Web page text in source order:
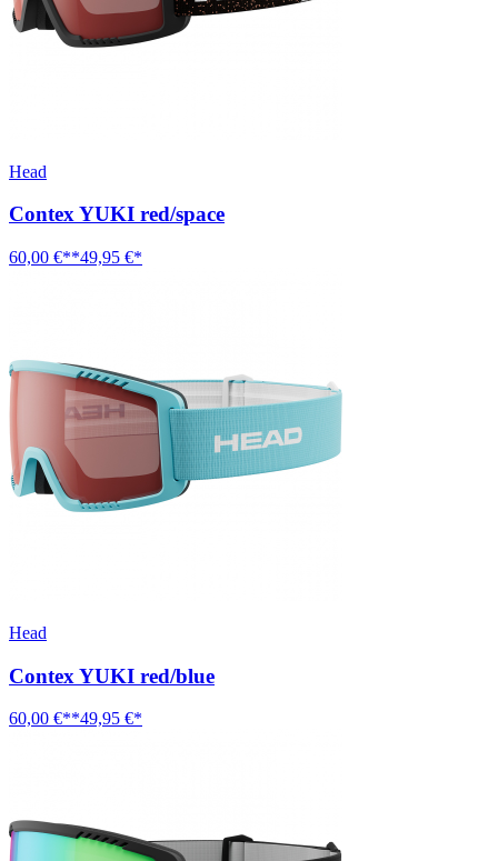
Head
Contex YUKI red/space
60,00 €**49,95 €*
Head
Contex YUKI red/blue
60,00 €**49,95 €*